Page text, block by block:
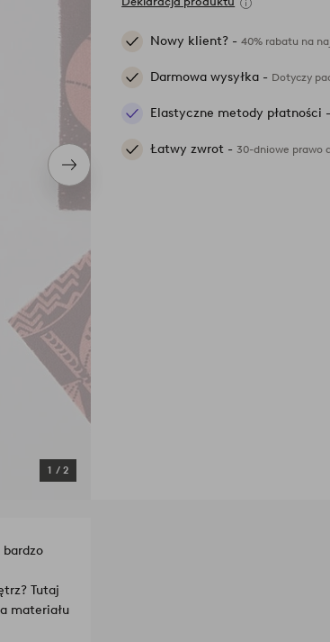
Następny
produkt
1 / 2
Nowy klient? -40% rabatu na
Darmowa wysyłka - Dotyczy
Elastyczne metody płatności
Łatwy zwrot -30-dniowe prawo
bardzo
Tutaj
materiału